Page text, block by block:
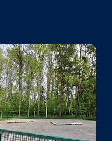
No photo